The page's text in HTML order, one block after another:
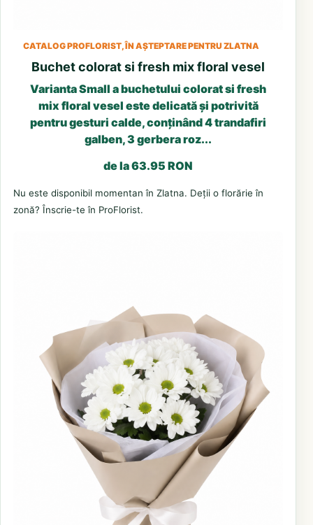
CATALOG PROFLORIST, ÎN AȘTEPTARE PENTRU ZLATNA
Buchet colorat si fresh mix floral vesel
Varianta Small a buchetului colorat si fresh
mix floral vesel este delicată și potrivită
pentru gesturi calde, conținând 4 trandafiri
galben, 3 gerbera roz...
de la 63.95 RON
Nu este disponibil momentan în Zlatna. Deții o florărie în
zonă? Înscrie-te în ProFlorist.